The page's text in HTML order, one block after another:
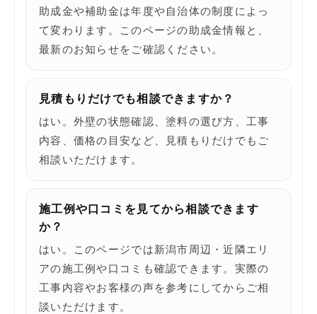
助成金や補助金は年度や自治体の制度によっ
て変わります。このページの助成金情報と、
最新のお知らせをご確認ください。
見積もりだけでも相談できますか？
はい。外壁の状態確認、塗料の選び方、工事
内容、価格の目安など、見積もりだけでもご
相談いただけます。
施工例や口コミを見てから相談できます
か？
はい。このページでは新潟市周辺・近隣エリ
アの施工例や口コミも確認できます。実際の
工事内容やお客様の声を参考にしてからご相
談いただけます。